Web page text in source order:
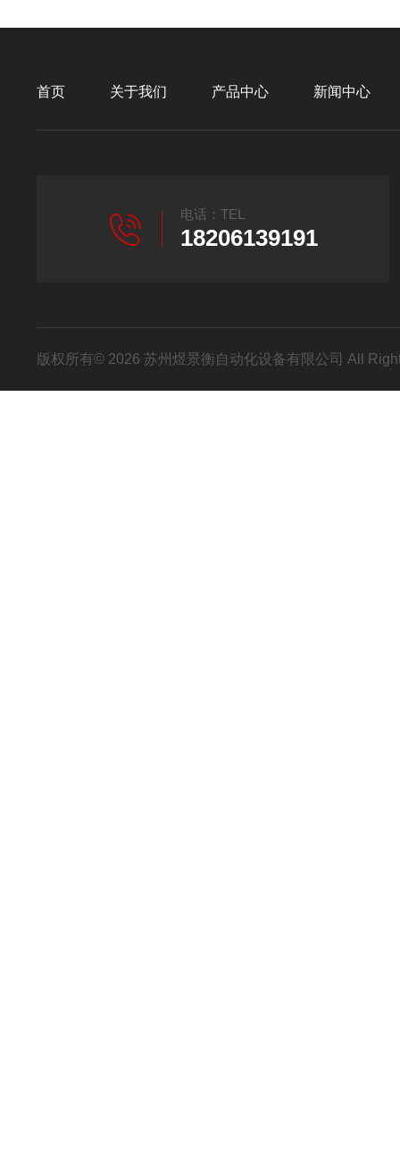
首页 关于我们 产品中心 新闻中心
电话：TEL
18206139191
版权所有© 2026 苏州煜景衡自动化设备有限公司 All